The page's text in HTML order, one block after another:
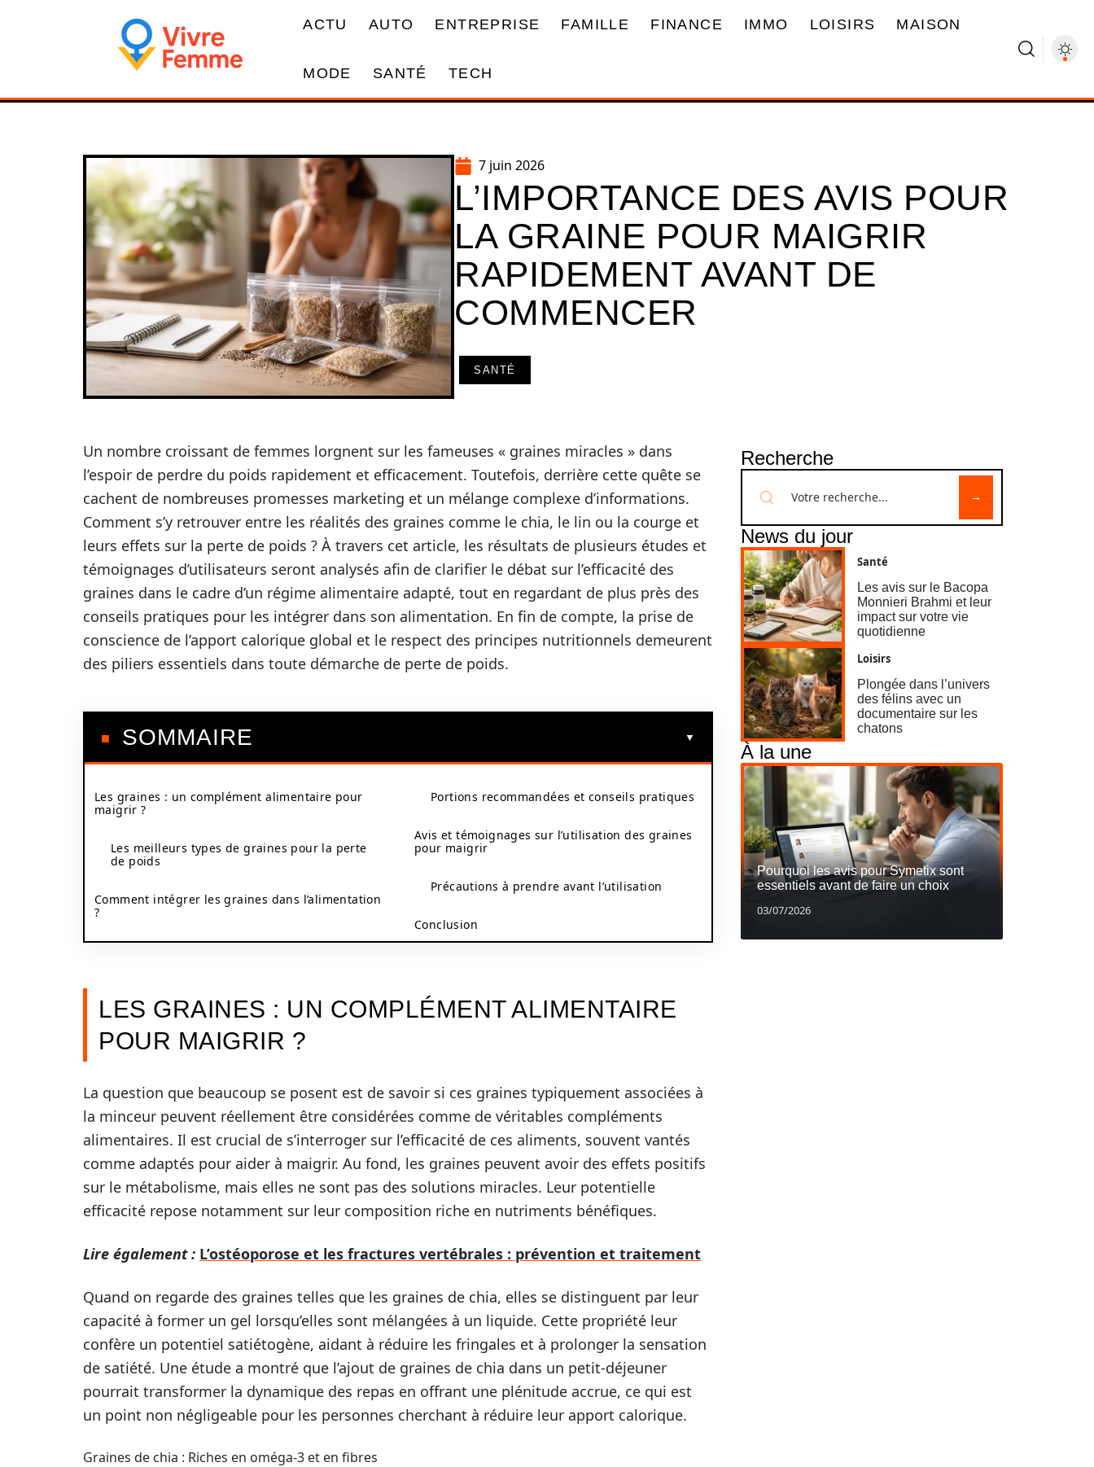
ACTU AUTO ENTREPRISE FAMILLE FINANCE IMMO LOISIRS MAISON
MODE SANTÉ TECH
7 juin 2026
L’IMPORTANCE DES AVIS POUR
LA GRAINE POUR MAIGRIR
RAPIDEMENT AVANT DE
COMMENCER
SANTÉ
Un nombre croissant de femmes lorgnent sur les fameuses « graines miracles » dans
l’espoir de perdre du poids rapidement et efficacement. Toutefois, derrière cette quête se
cachent de nombreuses promesses marketing et un mélange complexe d’informations.
Comment s’y retrouver entre les réalités des graines comme le chia, le lin ou la courge et
leurs effets sur la perte de poids ? À travers cet article, les résultats de plusieurs études et
témoignages d’utilisateurs seront analysés afin de clarifier le débat sur l’efficacité des
graines dans le cadre d’un régime alimentaire adapté, tout en regardant de plus près des
conseils pratiques pour les intégrer dans son alimentation. En fin de compte, la prise de
conscience de l’apport calorique global et le respect des principes nutritionnels demeurent
des piliers essentiels dans toute démarche de perte de poids.
SOMMAIRE
Les graines : un complément alimentaire pour
maigrir ?
Les meilleurs types de graines pour la perte
de poids
Comment intégrer les graines dans l’alimentation
?
Portions recommandées et conseils pratiques
Avis et témoignages sur l’utilisation des graines
pour maigrir
Précautions à prendre avant l’utilisation
Conclusion
LES GRAINES : UN COMPLÉMENT ALIMENTAIRE
POUR MAIGRIR ?
La question que beaucoup se posent est de savoir si ces graines typiquement associées à
la minceur peuvent réellement être considérées comme de véritables compléments
alimentaires. Il est crucial de s’interroger sur l’efficacité de ces aliments, souvent vantés
comme adaptés pour aider à maigrir. Au fond, les graines peuvent avoir des effets positifs
sur le métabolisme, mais elles ne sont pas des solutions miracles. Leur potentielle
efficacité repose notamment sur leur composition riche en nutriments bénéfiques.
Lire également : L’ostéoporose et les fractures vertébrales : prévention et traitement
Quand on regarde des graines telles que les graines de chia, elles se distinguent par leur
capacité à former un gel lorsqu’elles sont mélangées à un liquide. Cette propriété leur
confère un potentiel satiétogène, aidant à réduire les fringales et à prolonger la sensation
de satiété. Une étude a montré que l’ajout de graines de chia dans un petit-déjeuner
pourrait transformer la dynamique des repas en offrant une plénitude accrue, ce qui est
un point non négligeable pour les personnes cherchant à réduire leur apport calorique.
Graines de chia : Riches en oméga-3 et en fibres
Recherche
News du jour
Santé
Les avis sur le Bacopa
Monnieri Brahmi et leur
impact sur votre vie
quotidienne
Loisirs
Plongée dans l’univers
des félins avec un
documentaire sur les
chatons
À la une
Pourquoi les avis pour Symetix sont
essentiels avant de faire un choix
03/07/2026